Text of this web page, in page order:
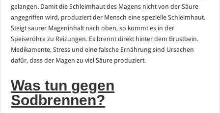
gelangen. Damit die Schleimhaut des Magens nicht von der Säure
angegriffen wird, produziert der Mensch eine spezielle Schleimhaut.
Steigt saurer Mageninhalt nach oben, so kommt es in der
Speiseröhre zu Reizungen. Es brennt direkt hinter dem Brustbein.
Medikamente, Stress und eine falsche Ernährung sind Ursachen
dafür, dass der Magen zu viel Säure produziert.
Was tun gegen
Sodbrennen?